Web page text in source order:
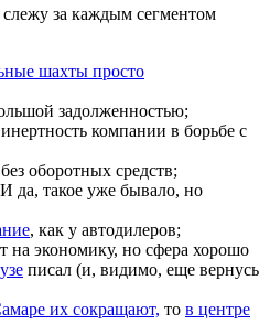
за каждым сегментом
шахты просто
задолженностью;
компании в борьбе с
оборотных средств;
да, такое уже бывало, но
, как у автодилеров;
на экономику, но сфера хорошо
писал (и, видимо, еще вернусь
их сокращают, то в центре